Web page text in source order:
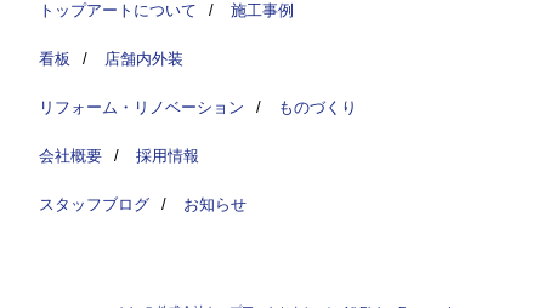
トップアートについて / 施工事例
看板 / 店舗内外装
リフォーム・リノベーション / ものづくり
会社概要 / 採用情報
スタッフブログ / お知らせ